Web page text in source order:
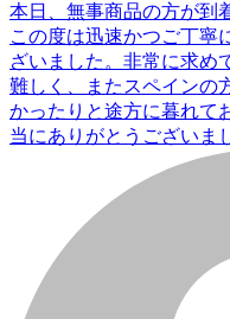
本日、無事商品の方が到
この度は迅速かつご丁寧
ざいました。非常に求め
難しく、またスペインの
かったりと途方に暮れて
当にありがとうございま